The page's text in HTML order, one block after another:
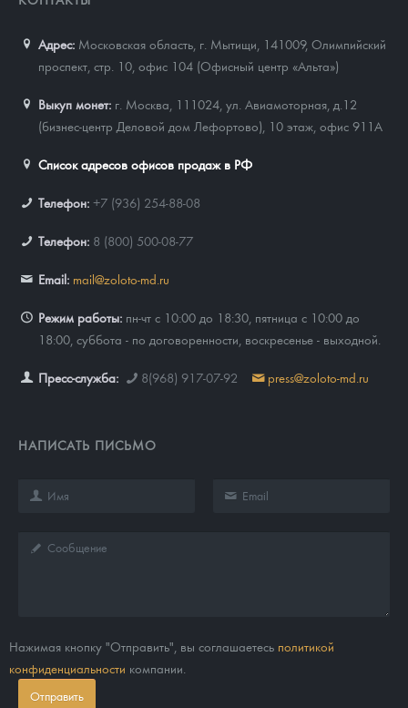
Адрес: Московская область, г. Мытищи, 141009, Олимпийский
проспект, стр. 10, офис 104 (Офисный центр «Альта»)
Выкуп монет: г. Москва, 111024, ул. Авиамоторная, д.12
(бизнес-центр Деловой дом Лефортово), 10 этаж, офис 911А
Список адресов офисов продаж в РФ
Телефон: +7 (936) 254-88-08
Телефон: 8 (800) 500-08-77
Email: mail@zoloto-md.ru
Режим работы: пн-чт с 10:00 до 18:30, пятница с 10:00 до
18:00, суббота - по договоренности, воскресенье - выходной.
Пресс-служба: 8(968) 917-07-92 press@zoloto-md.ru
НАПИСАТЬ ПИСЬМО
Нажимая кнопку "Отправить", вы соглашаетесь политикой
конфиденциальности компании.
Отправить